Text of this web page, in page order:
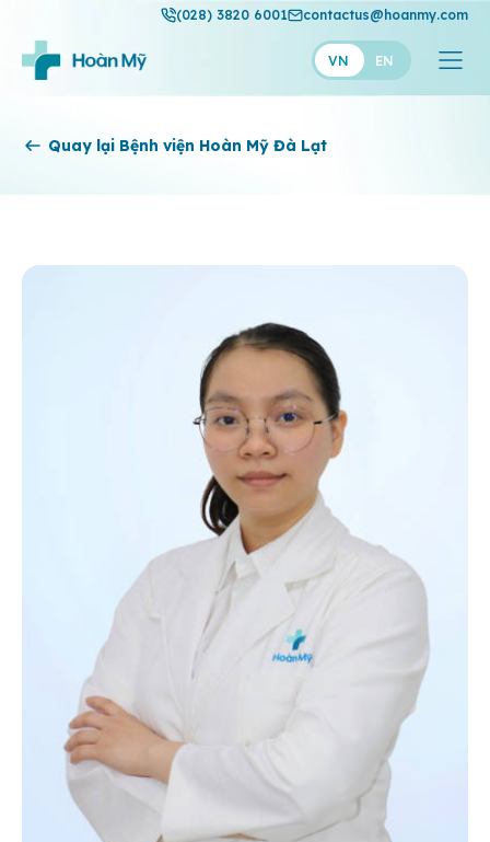
(028) 3820 6001 contactus@hoanmy.com
VN EN
Hoàn Mỹ
Thuận Mỹ
Quay lại Bệnh viện Hoàn Mỹ Đà Lạt